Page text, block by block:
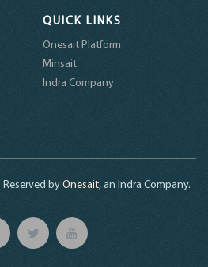
QUICK LINKS
Onesait Platform
Minsait
Indra Company
byOnesait, an Indra Company.